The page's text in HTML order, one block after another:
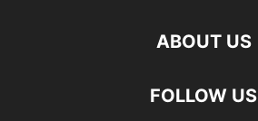
ABOUT US
FOLLOW US